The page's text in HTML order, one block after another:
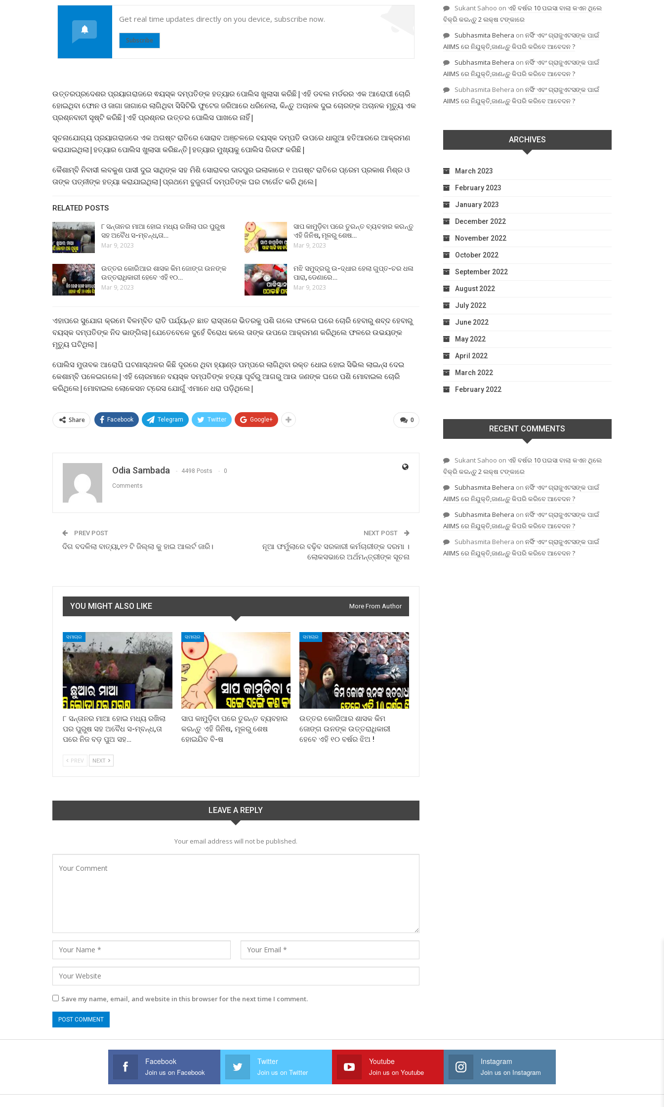
Get real time updates directly on you device, subscribe now.
Subscribe
ଉତ୍ତରପ୍ରଦେଶର ପ୍ରୟାଗରାଜରେ ଵୟସ୍କ ଦମ୍ପତିଙ୍କ ହତ୍ୟାର ପୋଲିସ ଖୁଲାସା କରିଛି|ଏହି ଡବଲ ମର୍ଡରର ଏକ ଆରୋପୀ ଚୋରି
ହୋଇଥିବା ଫୋନ ଓ ଜାଗା ଜାଗାରେ ଲାଗିଥିବା ସିସିଟିଭି ଫୁଟେଜ ଜରିଆରେ ଧରିନେଲା, କିନ୍ତୁ ଅଚାନକ ଦୁଇ ଚୋରଙ୍କ ଅଚାନକ ମୃତ୍ୟୁ ଏକ
ପ୍ରଶ୍ନବାଚୀ ସୃଷ୍ଟି କରିଛି|ଏହି ପ୍ରଶ୍ନର ଉତ୍ତର ପୋଲିସ ପାଖରେ ନାହିଁ|
ସୂଚନାଯୋଗ୍ୟ ପ୍ରୟାଗରାଜରେ ଏକ ଅଗଷ୍ଟ ରାତିରେ ସୋରାବ ଅଞ୍ଚଳରେ ବୟସ୍କ ଦମ୍ପତି ଉପରେ ଧାରୁଆ ହତିଆରରେ ଆକ୍ରମଣ
କରାଯାଇଥିଲା|ହତ୍ୟାର ପୋଲିସ ଖୁଲାସା କରିଛନ୍ତି|ହତ୍ୟାର ମୁଖ୍ୟକୁ ପୋଲିସ ଗିରଫ କରିଛି|
କୈଶାମ୍ବି ନିବାସୀ ଲବକୁଶ ପାସୀ ଦୁଇ ସାଥିଙ୍କ ସହ ମିଶି ସୋରାବର ଦାଦପୁର ଇଲାକାରେ ୧ ଅଗଷ୍ଟ ରାତିରେ ପ୍ରେମ ପ୍ରକାଶ ମିଶ୍ର ଓ
ତାଙ୍କ ପତ୍ନୀଙ୍କ ହତ୍ୟା କରାଯାଇଥିଲା|ପ୍ରଥମେ ବୁଜୁଗର୍ଗ ଦମ୍ପତିଙ୍କ ଘର ଟାର୍ଗେଟ କରି ଥିଲେ|
RELATED POSTS
୮ ସନ୍ତାନର ମାଆ ହୋଇ ମଧ୍ୟ ରଖିଲା ପର ପୁରୁଷ
ସହ ଅବୈଧ ସ-ମ୍ବନ୍ଧ,ତା…
Mar 9, 2023
ସାପ କାମୁଡ଼ିବା ପରେ ତୁରନ୍ତ ବ୍ୟବହାର କରନ୍ତୁ
ଏହି ଜିନିଷ, ମୂଳରୁ ଶେଷ…
Mar 9, 2023
ଉତ୍ତର କୋରିଆର ଶାସକ କିମ ଜୋଙ୍ଗ ଉନଙ୍କ
ଉତ୍ତରାଧିକାରୀ ହେବେ ଏହି ୧୦…
Mar 9, 2023
ମଝି ସମୁଦ୍ରରୁ ଉ-ଦ୍ଧାର ହେଲା ଗୁପ୍ତ-ଚର ଧଳା
ପାରା, ଡେଣାରେ…
Mar 9, 2023
ଏହାପରେ ସୁଯୋଗ କ୍ରମେ ବିଳମ୍ବିତ ରାତି ପର୍ଯ୍ୟନ୍ତ ଛାତ ରାସ୍ତାରେ ଭିତରକୁ ପଶି ଗଲେ ଫଳରେ ଘରେ ଚୋରି ହେବାରୁ ଶବ୍ଦ ହେବାରୁ
ବୟସ୍କ ଦମ୍ପତିଙ୍କ ନିଦ ଭାଙ୍ଗିଲା|ଯେତେବେଳେ ଦୁହେଁ ବିରୋଧ କଲେ ତାଙ୍କ ଉପରେ ଆକ୍ରମଣ କରିଥିଲେ ଫଳରେ ଉଭୟଙ୍କ
ମୃତ୍ୟୁ ଘଟିଥିଲା|
ପୋଲିସ ମୁତାବକ ଆରୋପି ଘଟଣାସ୍ଥଳର କିଛି ଦୂରରେ ଥିବା ହ୍ୟାଣ୍ଡ ପମ୍ପରେ ଲାଗିଥିବା ରକ୍ତ ଧୋଇ ହୋଇ ସିଭିଲ ଲାଇନ୍ସ ଦେଇ
କେଶାମ୍ବି ପଳେଇଗଲେ|ଏହି ଚୋରମାନେ ବୟସ୍କ ଦମ୍ପତିଙ୍କ ହତ୍ୟା ପୂର୍ବରୁ ଆଗରୁ ଆଉ ଜଣଙ୍କ ଘରେ ପଶି ମୋବାଇଲ ଚୋରି
କରିଥିଲେ|ମୋବାଇଲ ଲୋକେସନ ଟ୍ରେସ ଯୋଗୁଁ ଏମାନେ ଧରା ପଡ଼ିଥିଲେ|
0
Share Facebook Telegram Twitter Google+
Odia Sambada 4498 Posts 0
Comments
PREV POST
ଦିଗ ବଦଳିଲା ବାତ୍ୟା,୧୨ ଟି ଜିଲ୍ଲା କୁ ହାଇ ଆଲର୍ଟ ଜାରି।
NEXT POST
ନୂଆ ଫର୍ମୁଲାରେ ବଢ଼ିବ ସରକାରୀ କର୍ମଚାରୀଙ୍କ ଦରମା ।
ଲୋକସଭାରେ ଅର୍ଥମନ୍ତ୍ରୀଙ୍କ ସୂଚନା
YOU MIGHT ALSO LIKE More From Author
ସମାଚାର
୮ ସନ୍ତାନର ମାଆ ହୋଇ ମଧ୍ୟ ରଖିଲା
ପର ପୁରୁଷ ସହ ଅବୈଧ ସ-ମ୍ବନ୍ଧ,ତା
ପରେ ନିଜ ବଡ଼ ପୁଅ ସହ…
ସମାଚାର
ସାପ କାମୁଡ଼ିବା ପରେ ତୁରନ୍ତ ବ୍ୟବହାର
କରନ୍ତୁ ଏହି ଜିନିଷ, ମୂଳରୁ ଶେଷ
ହୋଇଯିବ ବି-ଷ
ସମାଚାର
ଉତ୍ତର କୋରିଆର ଶାସକ କିମ
ଜୋଙ୍ଗ ଉନଙ୍କ ଉତ୍ତରାଧିକାରୀ
ହେବେ ଏହି ୧୦ ବର୍ଷର ଝିଅ !
PREV NEXT
LEAVE A REPLY
Your email address will not be published.
Save my name, email, and website in this browser for the next time I comment.
Sukant Sahoo on ଏହି ବର୍ଷର 10 ପଇସା ବାଲା କଏନ ଥିଲେ
ବିକ୍ରି କରନ୍ତୁ 2 ଲକ୍ଷ ଟଙ୍କାରେ
Subhasmita Behera on ନର୍ସିଂ ଏବଂ ଗ୍ରାଜୁଏଟସଙ୍କ ପାଇଁ
AIIMS ରେ ନିଯୁକ୍ତି,ଜାଣନ୍ତୁ କିପରି କରିବେ ଆବେଦନ ?
Subhasmita Behera on ନର୍ସିଂ ଏବଂ ଗ୍ରାଜୁଏଟସଙ୍କ ପାଇଁ
AIIMS ରେ ନିଯୁକ୍ତି,ଜାଣନ୍ତୁ କିପରି କରିବେ ଆବେଦନ ?
Subhasmita Behera on ନର୍ସିଂ ଏବଂ ଗ୍ରାଜୁଏଟସଙ୍କ ପାଇଁ
AIIMS ରେ ନିଯୁକ୍ତି,ଜାଣନ୍ତୁ କିପରି କରିବେ ଆବେଦନ ?
ARCHIVES
March 2023
February 2023
January 2023
December 2022
November 2022
October 2022
September 2022
August 2022
July 2022
June 2022
May 2022
April 2022
March 2022
February 2022
RECENT COMMENTS
Sukant Sahoo on ଏହି ବର୍ଷର 10 ପଇସା ବାଲା କଏନ ଥିଲେ
ବିକ୍ରି କରନ୍ତୁ 2 ଲକ୍ଷ ଟଙ୍କାରେ
Subhasmita Behera on ନର୍ସିଂ ଏବଂ ଗ୍ରାଜୁଏଟସଙ୍କ ପାଇଁ
AIIMS ରେ ନିଯୁକ୍ତି,ଜାଣନ୍ତୁ କିପରି କରିବେ ଆବେଦନ ?
Subhasmita Behera on ନର୍ସିଂ ଏବଂ ଗ୍ରାଜୁଏଟସଙ୍କ ପାଇଁ
AIIMS ରେ ନିଯୁକ୍ତି,ଜାଣନ୍ତୁ କିପରି କରିବେ ଆବେଦନ ?
Subhasmita Behera on ନର୍ସିଂ ଏବଂ ଗ୍ରାଜୁଏଟସଙ୍କ ପାଇଁ
AIIMS ରେ ନିଯୁକ୍ତି,ଜାଣନ୍ତୁ କିପରି କରିବେ ଆବେଦନ ?
Facebook
Join us on Facebook
Twitter
Join us on Twitter
Youtube
Join us on Youtube
Instagram
Join us on Instagram